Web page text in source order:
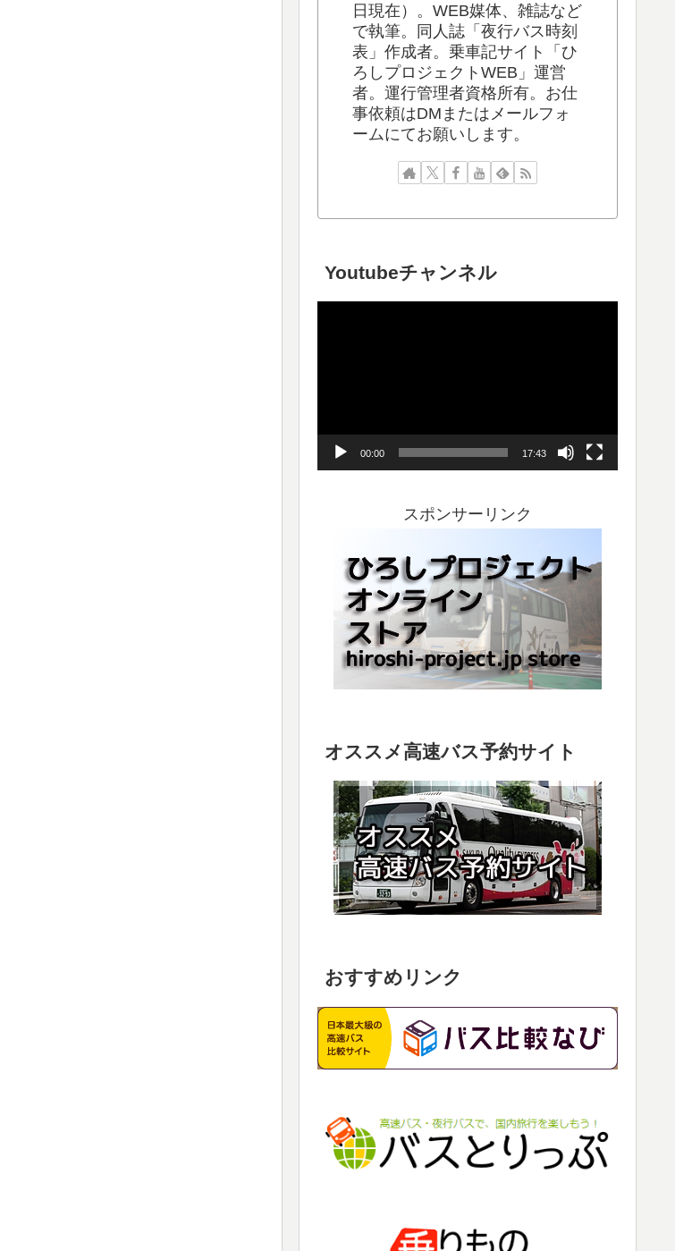
日現在）。WEB媒体、雑誌など
で執筆。同人誌「夜行バス時刻
表」作成者。乗車記サイト「ひ
ろしプロジェクトWEB」運営
者。運行管理者資格所有。お仕
事依頼はDMまたはメールフォ
ームにてお願いします。
Youtubeチャンネル
00:00 17:43
スポンサーリンク
オススメ高速バス予約サイト
おすすめリンク